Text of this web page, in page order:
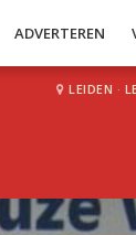
ADVERTEREN
LEIDEN ·